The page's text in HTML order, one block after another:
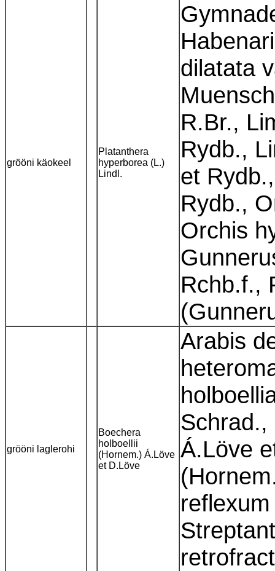
grööni käokeel
Platanthera
hyperborea (L.)
Lindl.
dilatata
R.Br.,
Rydb.,
et
Rydb.,
Orchis
Rchb.f.,
grööni laglerohi
Boechera
holboellii
(Hornem.) Á.Löve
et D.Löve
Arabis
Schrad.,
Á.Löve